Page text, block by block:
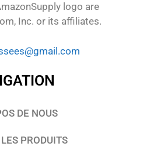
logo are
Inc. or its affiliates.
DE NOUS
PRODUITS